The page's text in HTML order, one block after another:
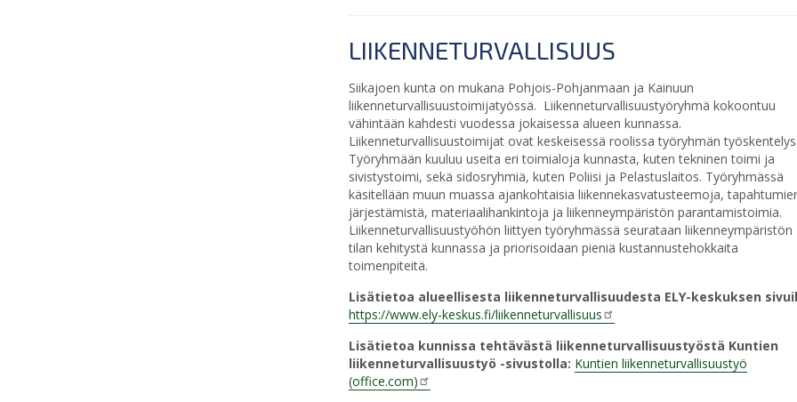
LIIKENNETURVALLISUUS
Siikajoen kunta on mukana Pohjois-Pohjanmaan ja Kainuun
liikenneturvallisuustoimijatyössä. Liikenneturvallisuustyöryhmä kokoontuu
vähintään kahdesti vuodessa jokaisessa alueen kunnassa.
Liikenneturvallisuustoimijat ovat keskeisessä roolissa työryhmän
Työryhmään kuuluu useita eri toimialoja kunnasta, kuten tekninen toimi ja
sivistystoimi, sekä sidosryhmiä, kuten Poliisi ja Pelastuslaitos. Työryhmässä
käsitellään muun muassa ajankohtaisia liikennekasvatusteemoja,
järjestämistä, materiaalihankintoja ja liikenneympäristön parantamistoimia.
Liikenneturvallisuustyöhön liittyen työryhmässä seurataan liikenneympäristön
tilan kehitystä kunnassa ja priorisoidaan pieniä kustannustehokkaita
toimenpiteitä.
Lisätietoa alueellisesta liikenneturvallisuudesta ELY-keskuksen
https://www.ely-keskus.fi/liikenneturvallisuus
Lisätietoa kunnissa tehtävästä liikenneturvallisuustyöstä Kuntien
liikenneturvallisuustyö -sivustolla: Kuntien liikenneturvallisuustyö
(office.com)